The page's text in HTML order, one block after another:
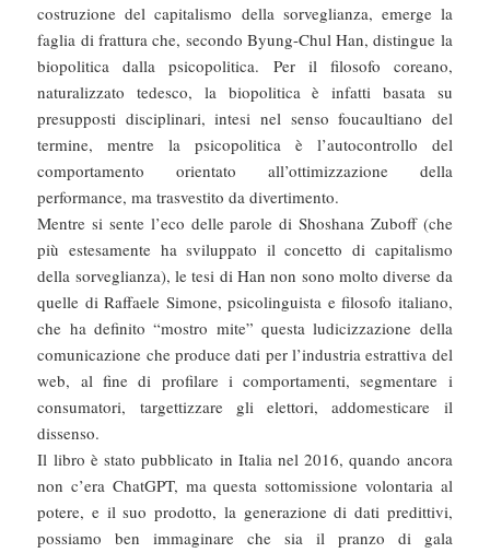
costruzione del capitalismo della sorveglianza, emerge la
faglia di frattura che, secondo Byung-Chul Han, distingue la
biopolitica dalla psicopolitica. Per il filosofo coreano,
naturalizzato tedesco, la biopolitica è infatti basata su
presupposti disciplinari, intesi nel senso foucaultiano del
termine, mentre la psicopolitica è l’autocontrollo del
comportamento orientato all’ottimizzazione della
performance, ma trasvestito da divertimento.
Mentre si sente l’eco delle parole di Shoshana Zuboff (che
più estesamente ha sviluppato il concetto di capitalismo
della sorveglianza), le tesi di Han non sono molto diverse da
quelle di Raffaele Simone, psicolinguista e filosofo italiano,
che ha definito “mostro mite” questa ludicizzazione della
comunicazione che produce dati per l’industria estrattiva del
web, al fine di profilare i comportamenti, segmentare i
consumatori, targettizzare gli elettori, addomesticare il
dissenso.
Il libro è stato pubblicato in Italia nel 2016, quando ancora
non c’era ChatGPT, ma questa sottomissione volontaria al
potere, e il suo prodotto, la generazione di dati predittivi,
possiamo ben immaginare che sia il pranzo di gala